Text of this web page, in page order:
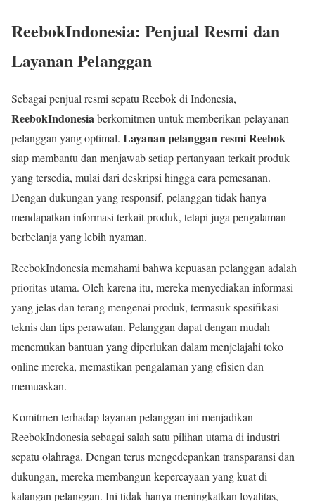
ReebokIndonesia: Penjual Resmi dan
Layanan Pelanggan
Sebagai penjual resmi sepatu Reebok di Indonesia,
ReebokIndonesiaberkomitmen untuk memberikan pelayanan
pelanggan yang optimal. Layanan pelanggan resmi Reebok
siap membantu dan menjawab setiap pertanyaan terkait produk
yang tersedia, mulai dari deskripsi hingga cara pemesanan.
Dengan dukungan yang responsif, pelanggan tidak hanya
mendapatkan informasi terkait produk, tetapi juga pengalaman
berbelanja yang lebih nyaman.
ReebokIndonesia memahami bahwa kepuasan pelanggan adalah
prioritas utama. Oleh karena itu, mereka menyediakan informasi
yang jelas dan terang mengenai produk, termasuk spesifikasi
teknis dan tips perawatan. Pelanggan dapat dengan mudah
menemukan bantuan yang diperlukan dalam menjelajahi toko
online mereka, memastikan pengalaman yang efisien dan
memuaskan.
Komitmen terhadap layanan pelanggan ini menjadikan
ReebokIndonesia sebagai salah satu pilihan utama di industri
sepatu olahraga. Dengan terus mengedepankan transparansi dan
dukungan, mereka membangun kepercayaan yang kuat di
kalangan pelanggan. Ini tidak hanya meningkatkan loyalitas,